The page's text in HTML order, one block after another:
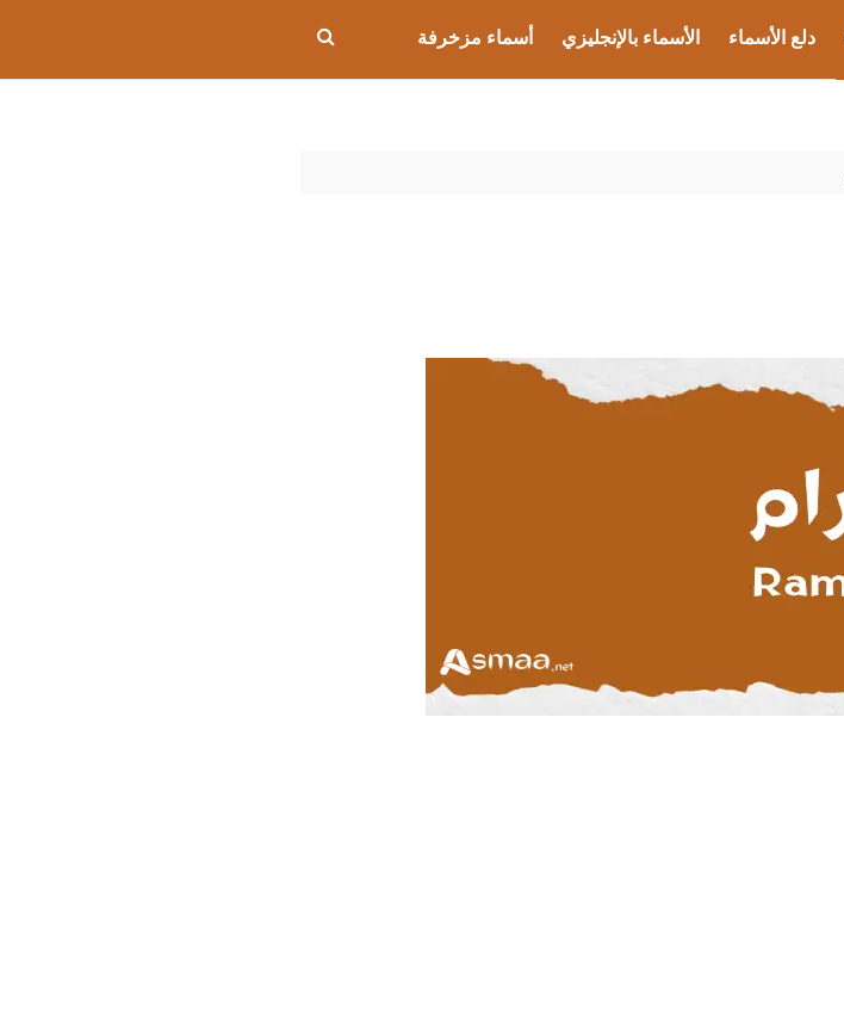
دلع الأسماء الأسماء بالإنجليزي أسماء مزخرفة